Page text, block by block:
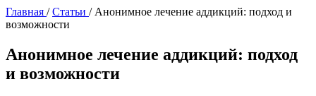
Главная /Статьи / Анонимное лечение аддикций: подход и
возможности
Анонимное лечение аддикций: подход
и возможности